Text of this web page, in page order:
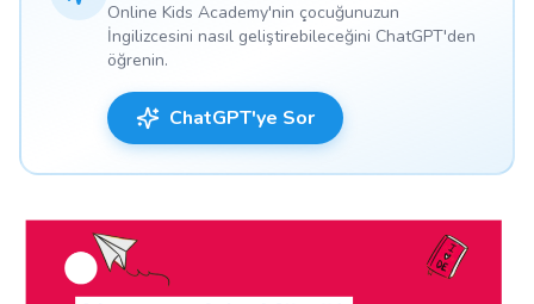
Online Kids Academy'nin çocuğunuzun
İngilizcesini nasıl geliştirebileceğini ChatGPT'den
öğrenin.
ChatGPT'ye Sor